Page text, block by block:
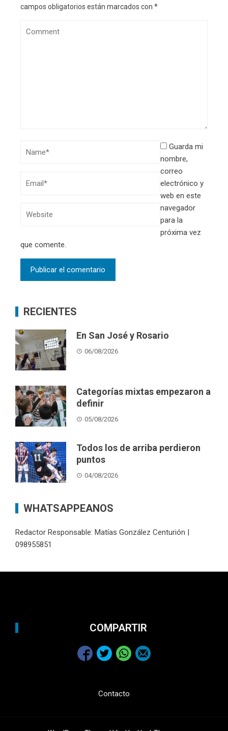
campos obligatorios están marcados con *
Guarda mi
nombre,
correo
electrónico y
web en este
navegador
para la
próxima vez
que comente.
RECIENTES
En San José y Rosario
06/08/2026
Categorías mixtas empezaron a
definir
05/08/2026
Todos los de arriba perdieron
puntos
04/08/2026
WHATSAPPEANOS
Redactor Responsable: Matías González Centurión |
098955851
COMPARTIR
Contacto